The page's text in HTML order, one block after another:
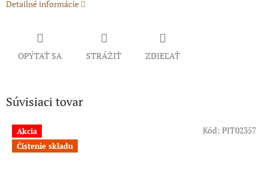
Detailné informácie
OPÝTAŤ SA STRÁŽIŤ ZDIEĽAŤ
Súvisiaci tovar
Akcia
Čistenie skladu
Kód: PIT02357